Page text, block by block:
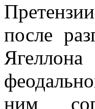
после
ним